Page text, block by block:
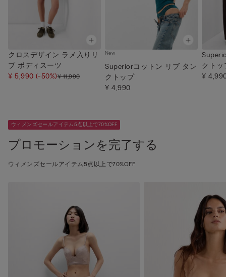
クロスデザイン ラメ入りリ
ブ ボディスーツ
¥ 5,990(-50%)¥ 11,990
New
Superiorコットン リブ タン
クトップ
¥ 4,990
クトッ
¥
ウィメンズセールアイテム5点以上で70%OFF
プロモーションを完了する
ウィメンズセールアイテム5点以上で70%OFF